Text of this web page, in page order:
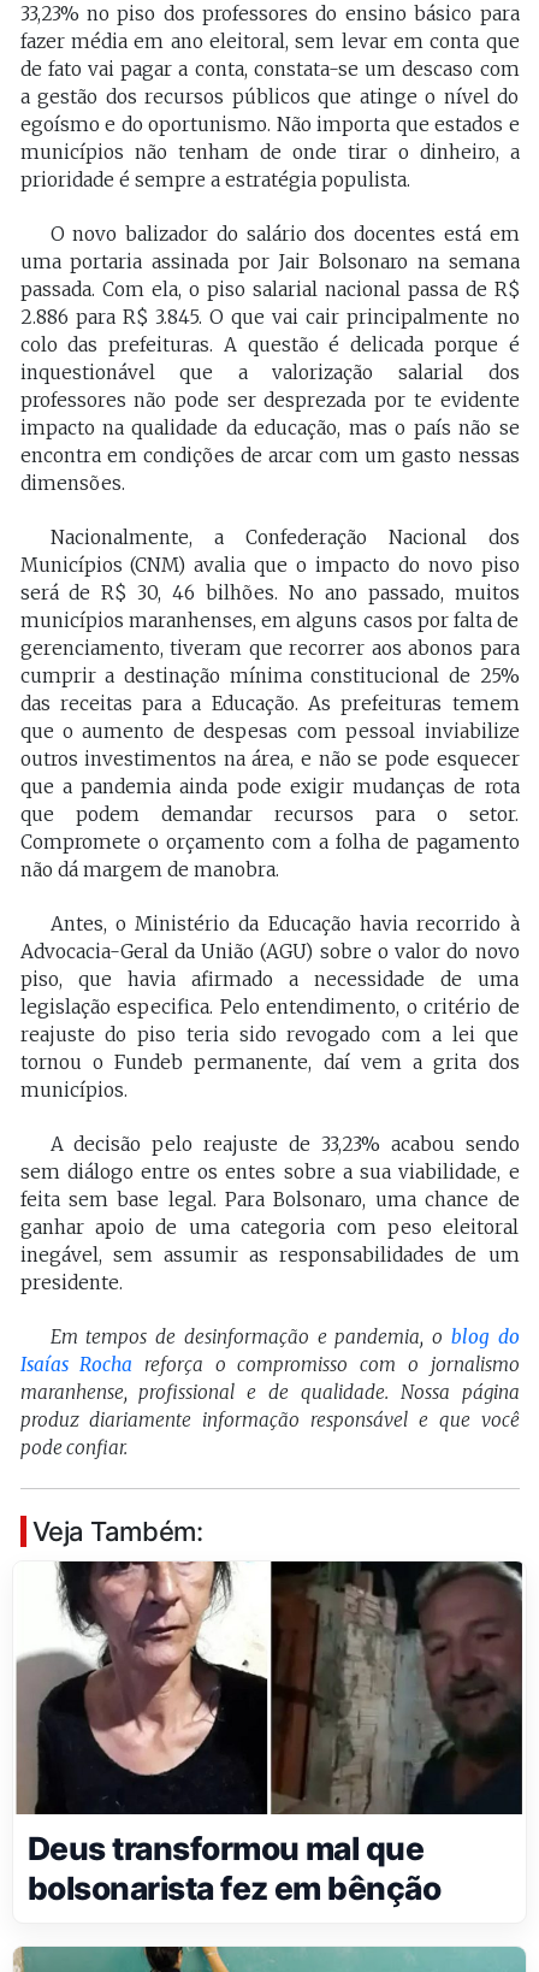
33,23% no piso dos professores do ensino básico para
fazer média em ano eleitoral, sem levar em conta que
de fato vai pagar a conta, constata-se um descaso com
a gestão dos recursos públicos que atinge o nível do
egoísmo e do oportunismo. Não importa que estados e
municípios não tenham de onde tirar o dinheiro, a
prioridade é sempre a estratégia populista.
O novo balizador do salário dos docentes está em
uma portaria assinada por Jair Bolsonaro na semana
passada. Com ela, o piso salarial nacional passa de R$
2.886 para R$ 3.845. O que vai cair principalmente no
colo das prefeituras. A questão é delicada porque é
inquestionável que a valorização salarial dos
professores não pode ser desprezada por te evidente
impacto na qualidade da educação, mas o país não se
encontra em condições de arcar com um gasto nessas
dimensões.
Nacionalmente, a Confederação Nacional dos
Municípios (CNM) avalia que o impacto do novo piso
será de R$ 30, 46 bilhões. No ano passado, muitos
municípios maranhenses, em alguns casos por falta de
gerenciamento, tiveram que recorrer aos abonos para
cumprir a destinação mínima constitucional de 25%
das receitas para a Educação. As prefeituras temem
que o aumento de despesas com pessoal inviabilize
outros investimentos na área, e não se pode esquecer
que a pandemia ainda pode exigir mudanças de rota
que podem demandar recursos para o setor.
Compromete o orçamento com a folha de pagamento
não dá margem de manobra.
Antes, o Ministério da Educação havia recorrido à
Advocacia-Geral da União (AGU) sobre o valor do novo
piso, que havia afirmado a necessidade de uma
legislação especifica. Pelo entendimento, o critério de
reajuste do piso teria sido revogado com a lei que
tornou o Fundeb permanente, daí vem a grita dos
municípios.
A decisão pelo reajuste de 33,23% acabou sendo
sem diálogo entre os entes sobre a sua viabilidade, e
feita sem base legal. Para Bolsonaro, uma chance de
ganhar apoio de uma categoria com peso eleitoral
inegável, sem assumir as responsabilidades de um
presidente.
Em tempos de desinformação e pandemia, o blog do
Isaías Rocha reforça o compromisso com o jornalismo
maranhense, profissional e de qualidade. Nossa página
produz diariamente informação responsável e que você
pode confiar.
Veja Também:
Deus transformou mal que
bolsonarista fez em bênção